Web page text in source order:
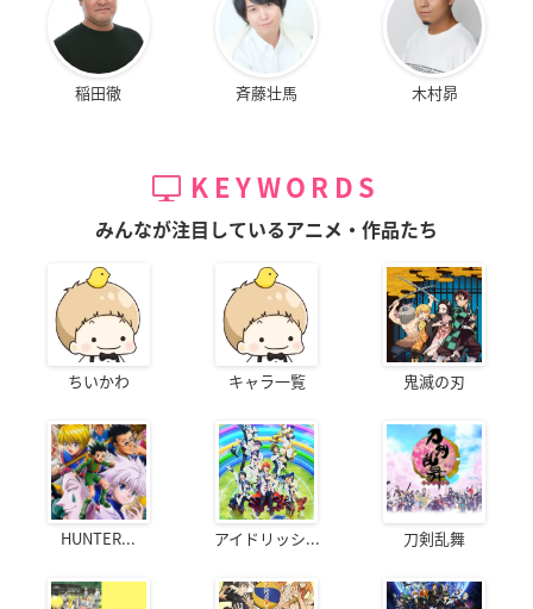
稲田徹 斉藤壮馬 木村昴
KEYWORDS
みんなが注目しているアニメ・作品たち
ちいかわ キャラ一覧 鬼滅の刃
HUNTER... アイドリッシ... 刀剣乱舞